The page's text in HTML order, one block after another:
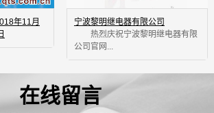
年11月
宁波黎明继电器有限公司
热烈庆祝宁波黎明继电器有限
公司官网...
在线留言